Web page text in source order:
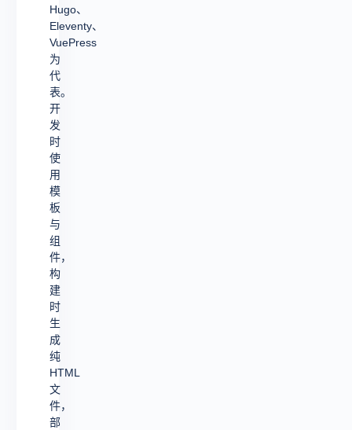
Hugo、
Eleventy、
VuePress
为
代
表。
开
发
时
使
用
模
板
与
组
件，
构
建
时
生
成
纯
HTML
文
件，
部